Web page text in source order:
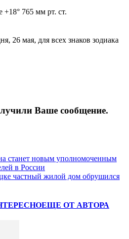
765 мм рт. ст.
26 мая, для всех знаков зодиака
Ваше сообщение.
станет новым уполномоченным
в России
частный жилой дом обрушился
ЕЩЕ ОТ АВТОРА